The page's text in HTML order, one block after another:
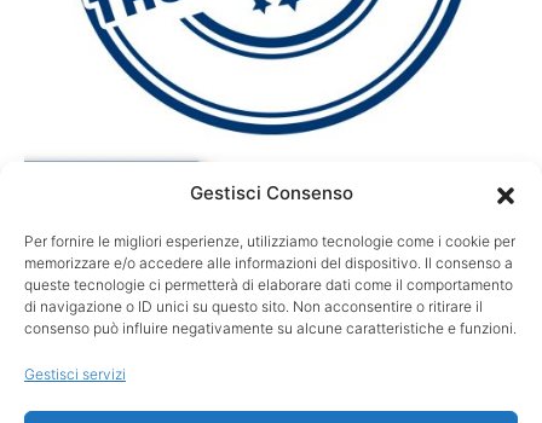
Gestisci Consenso
Per fornire le migliori esperienze, utilizziamo tecnologie come i cookie per
memorizzare e/o accedere alle informazioni del dispositivo. Il consenso a
queste tecnologie ci permetterà di elaborare dati come il comportamento
di navigazione o ID unici su questo sito. Non acconsentire o ritirare il
consenso può influire negativamente su alcune caratteristiche e funzioni.
Gestisci servizi
GARE
Rocket Classic, colpo grosso:
Thorbjornsen trionfa e vola ai Playoff
Michael Thorbjornsen ha vinto il suo primo torneo PGA Tour al